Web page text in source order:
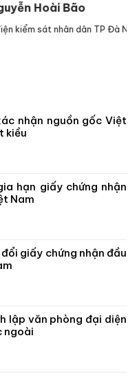
Hoài Bão
sát nhân dân TP Đà Nẵng.
nhận nguồn gốc Việt
kiều
hạn giấy chứng nhận
Nam
giấy chứng nhận đầu
lập văn phòng đại diện
ngoài